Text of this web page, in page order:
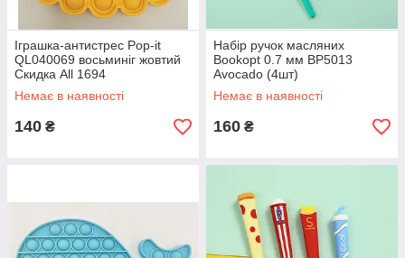
Іграшка-антистрес Pop-it
QL040069 восьминіг жовтий
Скидка All 1694
Немає в наявності
140 ₴
Набір ручок масляних
Bookopt 0.7 мм BP5013
Avocado (4шт)
Немає в наявності
160 ₴